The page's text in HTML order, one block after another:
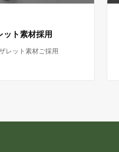
ット素材採用
レット素材ご採用